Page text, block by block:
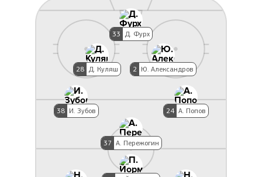
33 Д. Фурх
2 Ю. Александров
28 Д. Куляш
24 А. Попов
37 А. Пережогин
38 И. Зубов